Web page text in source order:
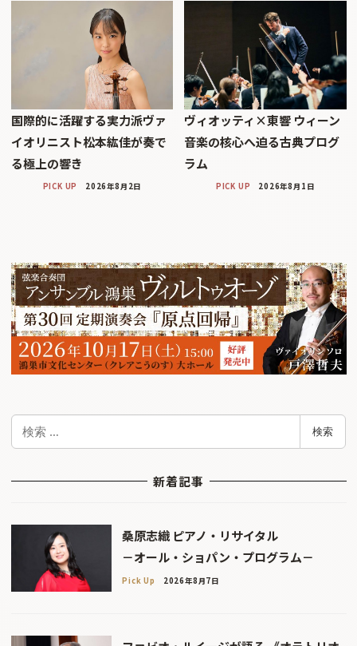
国際的に活躍する実力派ヴァ
イオリニスト松本紘佳が奏で
る極上の響き
PICK UP 2026年8月2日
ヴィオッティ×東響 ウィーン
音楽の核心へ迫る古典プログ
ラム
PICK UP 2026年8月1日
検
検索
新着記事
桑原志織 ピアノ・リサイタル
－オール・ショパン・プログラム－
Pick Up 2026年8月7日